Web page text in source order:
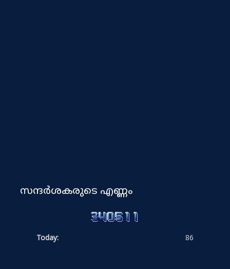
സന്ദർശകരുടെ എണ്ണം
Today: 86